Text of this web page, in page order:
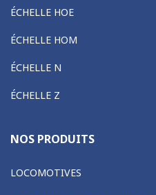
ÉCHELLE HOE
ÉCHELLE HOM
ÉCHELLE N
ÉCHELLE Z
NOS PRODUITS
LOCOMOTIVES